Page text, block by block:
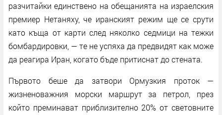
разчитайки единствено на обещанията на израелския
премиер Нетаняху, че иранският режим ще се срути
като къща от карти след няколко седмици на тежки
бомбардировки, — те не успяха да предвидят как може
да реагира Иран, когато бъде притиснат до стената.
Първото беше да затвори Ормузкия проток —
жизненоважния морски маршрут за петрол, през
който преминават приблизително 20% от световните